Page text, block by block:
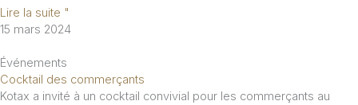
Lire la suite "
15 mars 2024
Événements
Cocktail des commerçants
Kotax a invité à un cocktail convivial pour les commerçants au